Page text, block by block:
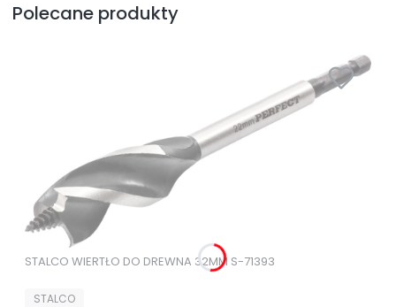
Polecane produkty
STALCO WIERTŁO DO DREWNA 32MM S-71393
PRODUCENT
STALCO